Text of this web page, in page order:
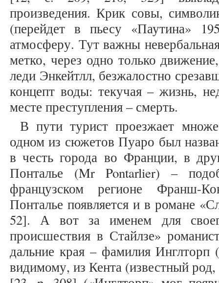
произведения. Крик совы,
(перейдет в пьесу «Паутина»
атмосферу. Тут важны
метко, через одно только
леди Энкейтлл, безжалостно
концепт воды: текучая – жизнь,
месте преступления – смерть.
В пути турист проезжает
одном из сюжетов Пуаро был
в честь города во Франции, в
Понталье (Mr Pontarlier) –
французском регионе Франш-
Понталье появляется и в романе
52]. А вот за именем для
происшествия в Стайлзе»
дальние края – фамилия Инглторп
видимому, из Кента (известный